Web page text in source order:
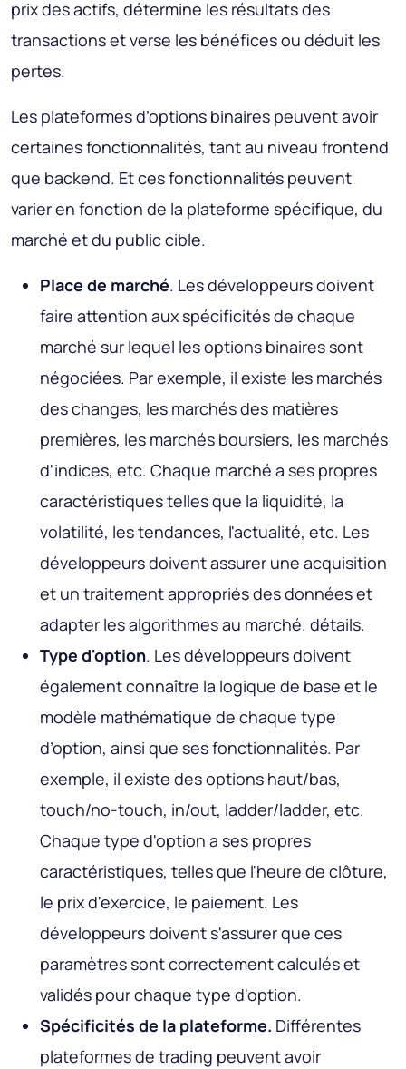
prix des actifs, détermine les résultats des
transactions et verse les bénéfices ou déduit les
pertes.
Les plateformes d’options binaires peuvent avoir
certaines fonctionnalités, tant au niveau frontend
que backend. Et ces fonctionnalités peuvent
varier en fonction de la plateforme spécifique, du
marché et du public cible.
Place de marché. Les développeurs doivent
faire attention aux spécificités de chaque
marché sur lequel les options binaires sont
négociées. Par exemple, il existe les marchés
des changes, les marchés des matières
premières, les marchés boursiers, les marchés
d'indices, etc. Chaque marché a ses propres
caractéristiques telles que la liquidité, la
volatilité, les tendances, l'actualité, etc. Les
développeurs doivent assurer une acquisition
et un traitement appropriés des données et
adapter les algorithmes au marché. détails.
Type d'option. Les développeurs doivent
également connaître la logique de base et le
modèle mathématique de chaque type
d’option, ainsi que ses fonctionnalités. Par
exemple, il existe des options haut/bas,
touch/no-touch, in/out, ladder/ladder, etc.
Chaque type d'option a ses propres
caractéristiques, telles que l'heure de clôture,
le prix d'exercice, le paiement. Les
développeurs doivent s'assurer que ces
paramètres sont correctement calculés et
validés pour chaque type d'option.
Spécificités de la plateforme. Différentes
plateformes de trading peuvent avoir